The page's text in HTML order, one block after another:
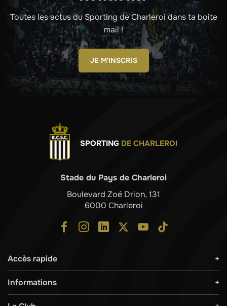
Toutes les actus du Sporting de Charleroi dans ta boite
mail !
JE M'INSCRIS
SPORTING DE CHARLEROI
Stade du Pays de Charleroi
Boulevard Zoé Drion, 131
6000 Charleroi
Accès rapide
Informations